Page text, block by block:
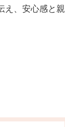
え、安心感と親